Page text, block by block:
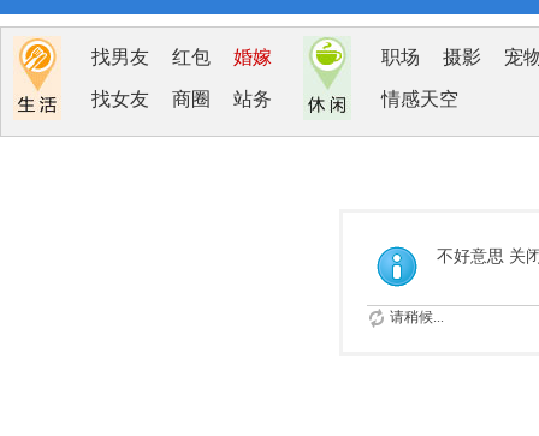
找男友 红包 婚嫁
找女友 商圈 站务
职场 摄影 宠
情感天空
不好意思 关
请稍候...